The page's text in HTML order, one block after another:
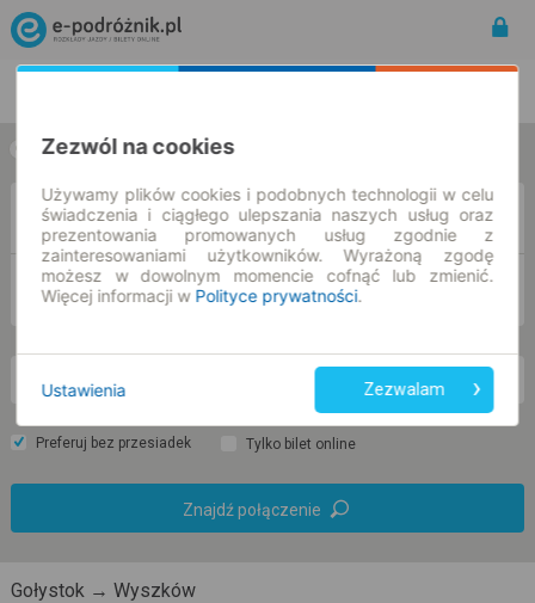
w jedną stronę w obie strony
Z
DO
pt. 7 sie.
Preferuj bez przesiadek Tylko bilet online
Znajdź połączenie
Gołystok → Wyszków
Zezwól na cookies
Używamy plików cookies i podobnych technologii w celu
świadczenia i ciągłego ulepszania naszych usług oraz
prezentowania promowanych usług zgodnie z
zainteresowaniami użytkowników. Wyrażoną zgodę
możesz w dowolnym momencie cofnąć lub zmienić.
Więcej informacji w Polityce prywatności.
Ustawienia Zezwalam